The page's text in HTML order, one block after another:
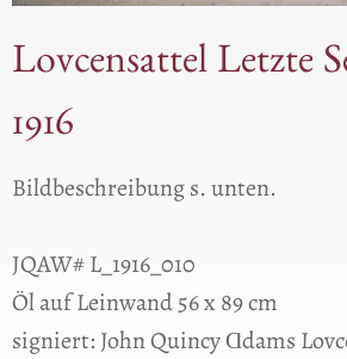
Lovcensattel Letzte
1916
Bildbeschreibung s. unten.
JQAW# L_1916_010
Öl auf Leinwand 56 x 89 cm
signiert: John Quincy Ɑdams